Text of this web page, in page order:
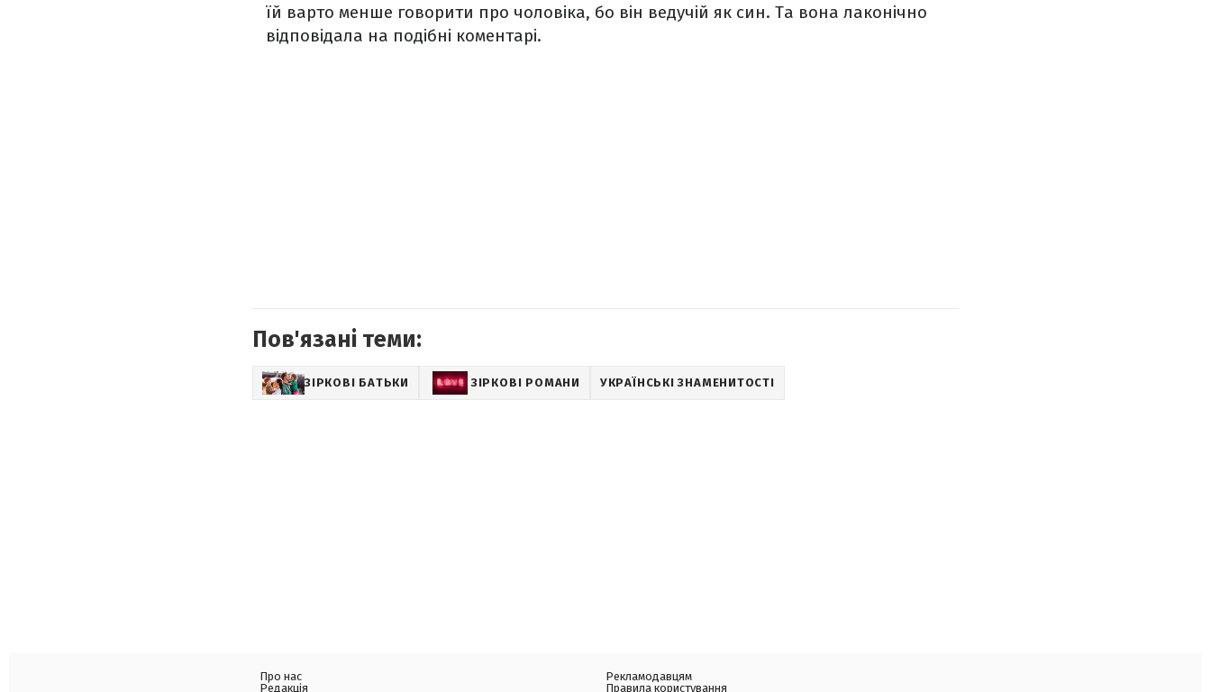
їй варто менше говорити про чоловіка, бо він ведучій як син. Та вона лаконічно
відповідала на подібні коментарі.
Пов'язані теми:
ЗІРКОВІ БАТЬКИ ЗІРКОВІ РОМАНИ УКРАЇНСЬКІ ЗНАМЕНИТОСТІ
Про нас
Редакція
Рекламодавцям
Правила користування